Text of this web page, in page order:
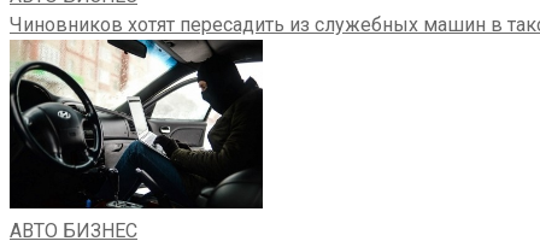
Чиновников хотят пересадить из служебных машин в
АВТО БИЗНЕС